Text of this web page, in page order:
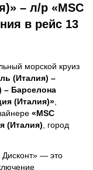
– л/р «MSC
в рейс 13
морской круиз
(Италия) –
– Барселона
(Италия)»
«MSC
(Италия) , город
Дисконт» — это